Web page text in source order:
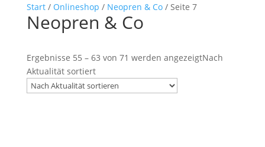
Start/ Onlineshop / Neopren & Co/ Seite 7
Neopren & Co
Ergebnisse 55 – 63 von 71 werden angezeigtNach
Aktualität sortiert